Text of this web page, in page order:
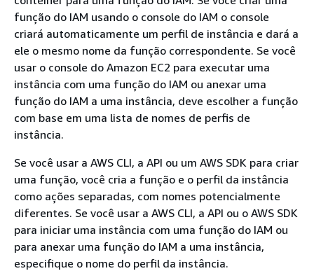
função do IAM usando o console do IAM o console
criará automaticamente um perfil de instância e dará a
ele o mesmo nome da função correspondente. Se você
usar o console do Amazon EC2 para executar uma
instância com uma função do IAM ou anexar uma
função do IAM a uma instância, deve escolher a função
com base em uma lista de nomes de perfis de
instância.
Se você usar a AWS CLI, a API ou um AWS SDK para criar
uma função, você cria a função e o perfil da instância
como ações separadas, com nomes potencialmente
diferentes. Se você usar a AWS CLI, a API ou o AWS SDK
para iniciar uma instância com uma função do IAM ou
para anexar uma função do IAM a uma instância,
especifique o nome do perfil da instância.